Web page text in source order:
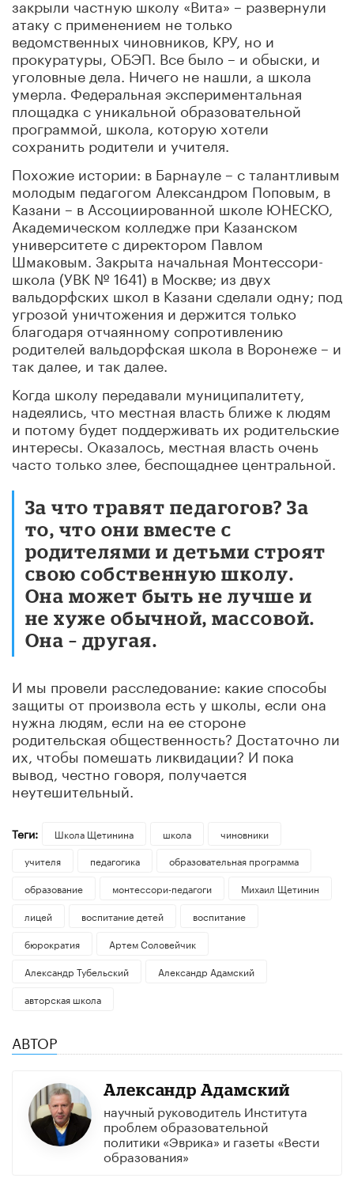
атаку с применением не только
ведомственных чиновников, КРУ, но и
прокуратуры, ОБЭП. Все было – и обыски, и
уголовные дела. Ничего не нашли, а школа
умерла. Федеральная экспериментальная
площадка с уникальной образовательной
программой, школа, которую хотели
сохранить родители и учителя.
Похожие истории: в Барнауле – с талантливым
молодым педагогом Александром Поповым, в
Казани – в Ассоциированной школе ЮНЕСКО,
Академическом колледже при Казанском
университете с директором Павлом
Шмаковым. Закрыта начальная Монтессори-
школа (УВК № 1641) в Москве; из двух
вальдорфских школ в Казани сделали одну; под
угрозой уничтожения и держится только
благодаря отчаянному сопротивлению
родителей вальдорфская школа в Воронеже – и
так далее, и так далее.
Когда школу передавали муниципалитету,
надеялись, что местная власть ближе к людям
и потому будет поддерживать их родительские
интересы. Оказалось, местная власть очень
часто только злее, беспощаднее центральной.
За что травят педагогов? За
то, что они вместе с
родителями и детьми строят
свою собственную школу.
Она может быть не лучше и
не хуже обычной, массовой.
Она – другая.
И мы провели расследование: какие способы
защиты от произвола есть у школы, если она
нужна людям, если на ее стороне
родительская общественность? Достаточно ли
их, чтобы помешать ликвидации? И пока
вывод, честно говоря, получается
неутешительный.
Теги: Школа Щетинина школа
чиновники
учителя
педагогика
образовательная программа
образование
монтессори-педагоги
Михаил Щетинин
лицей
воспитание детей
воспитание
бюрократия
Артем Соловейчик
Александр Тубельский
Александр Адамский
авторская школа
АВТОР
Александр Адамский
научный руководитель Института
проблем образовательной
политики «Эврика» и газеты «Вести
образования»